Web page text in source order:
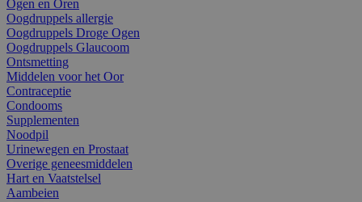
Ogen en Oren
Oogdruppels allergie
Oogdruppels Droge Ogen
Oogdruppels Glaucoom
Ontsmetting
Middelen voor het Oor
Contraceptie
Condooms
Supplementen
Noodpil
Urinewegen en Prostaat
Overige geneesmiddelen
Hart en Vaatstelsel
Aambeien